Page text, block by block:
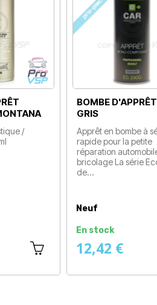
BOMBE D'APPRÊT
GRIS
Apprêt en bombe à séchage
rapide pour la petite
réparation automobile ou le
bricolage La série Ecotech
12,42 €